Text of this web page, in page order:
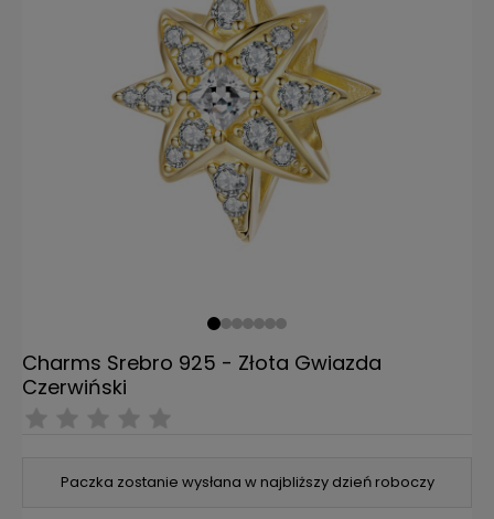
Paczka zostanie wysłana w najbliższy dzień roboczy
Charms Srebro 925 - Złota Gwiazda
Czerwiński